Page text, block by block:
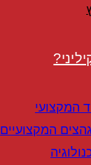
המקצועי
המקצועיים